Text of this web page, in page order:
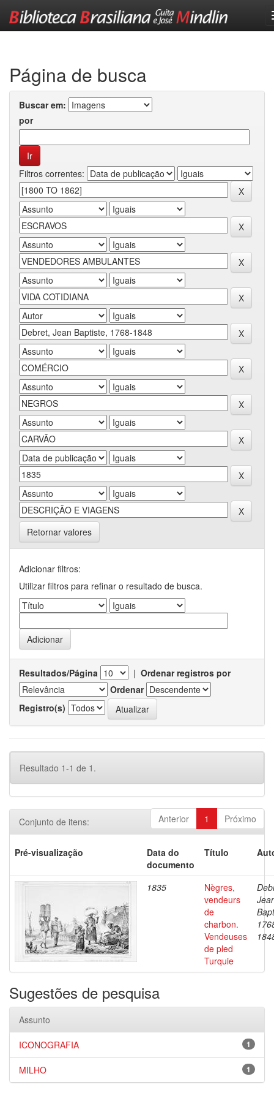
Página de busca
Buscar em:
por
Filtros correntes:
Retornar valores
Adicionar filtros:
Utilizar filtros para refinar o resultado de busca.
Resultados/Página | Ordenar registros por
Ordenar
Registro(s)
Resultado 1-1 de 1.
Anterior 1 Próximo
Conjunto de itens:
Pré-visualização
Data do
documento
Título
1835
Nègres,
vendeurs
de
charbon.
Vendeuses
de pled
Turquie
Sugestões de pesquisa
Assunto
1
ICONOGRAFIA
1
MILHO